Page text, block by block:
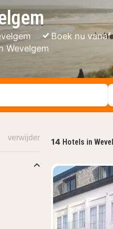
Boek nu
Wevelgem
14 Hotels in
verwijder